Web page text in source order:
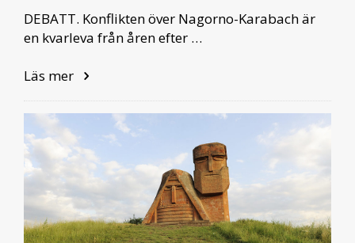
DEBATT. Konflikten över Nagorno-Karabach är
en kvarleva från åren efter …
Läs mer